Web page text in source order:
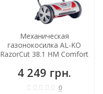
Механическая
газонокосилка AL-KO
RazorCut 38.1 HM Comfort
4 249 грн.
0